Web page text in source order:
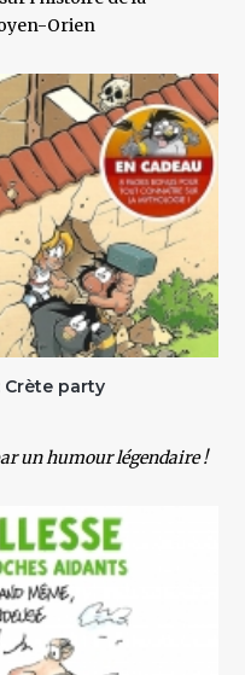
Orien
Crète party
un humour légendaire !